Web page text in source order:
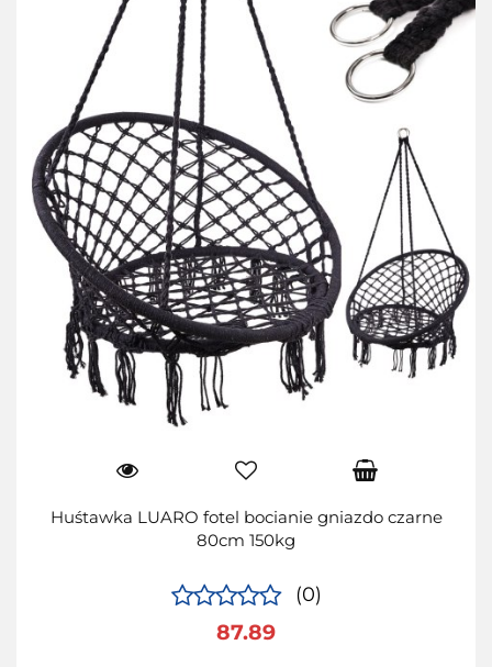
Huśtawka LUARO fotel bocianie gniazdo czarne
80cm 150kg
(0)
87.89